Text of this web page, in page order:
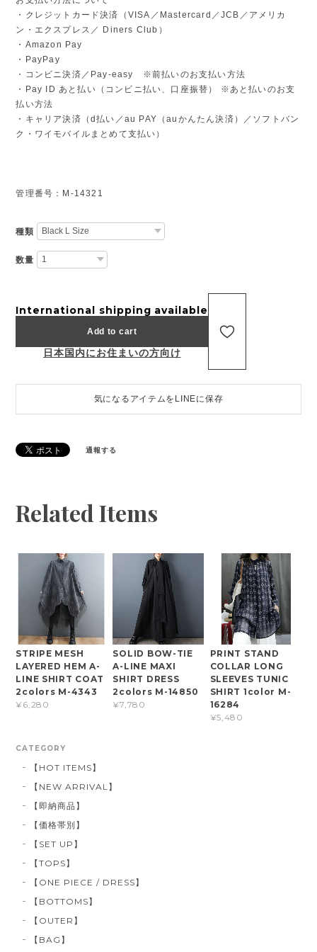
・クレジットカード決済（VISA／Mastercard／JCB／アメリカ
ン・エクスプレス／ Diners Club）
・Amazon Pay
・PayPay
・コンビニ決済／Pay-easy ※前払いのお支払い方法
・Pay ID あと払い（コンビニ払い、口座振替） ※あと払いのお支
払い方法
・キャリア決済（d払い／au PAY（auかんたん決済）／ソフトバン
ク・ワイモバイルまとめて支払い）
管理番号：M-14321
種類
数量
International shipping available
Add to cart
日本国内にお住まいの方向け
気になるアイテムをLINEに保存
通報する
Related Items
STRIPE MESH
LAYERED HEM A-
LINE SHIRT COAT
2colors M-4343
¥6,280
SOLID BOW-TIE
A-LINE MAXI
SHIRT DRESS
2colors M-14850
¥7,780
PRINT STAND
COLLAR LONG
SLEEVES TUNIC
SHIRT 1color M-
16284
¥5,480
CATEGORY
【HOT ITEMS】
【NEW ARRIVAL】
【即納商品】
【価格帯別】
【SET UP】
【TOPS】
【ONE PIECE / DRESS】
【BOTTOMS】
【OUTER】
【BAG】